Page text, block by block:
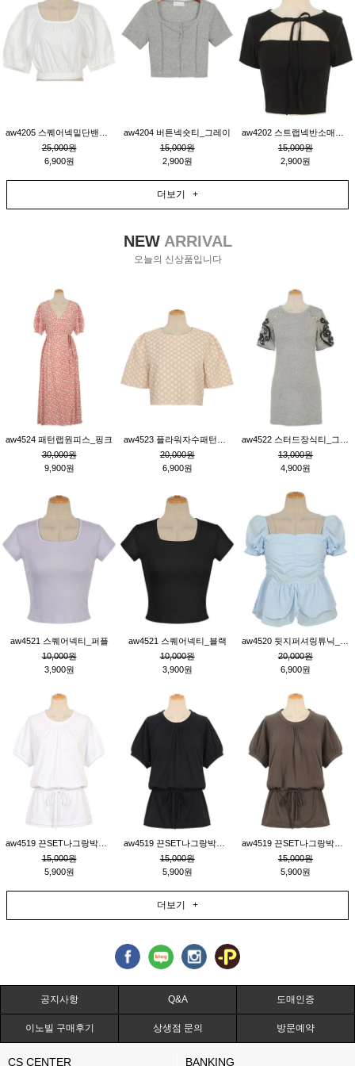
25,000원
6,900원
aw4204 버튼넥숏티_그레이
15,000원
2,900원
15,000원
2,900원
더보기 +
NEWARRIVAL
오늘의 신상품입니다
aw4524 패턴랩원피스_핑크
30,000원
9,900원
20,000원
6,900원
13,000원
4,900원
aw4521 스퀘어넥티_퍼플
10,000원
3,900원
aw4521 스퀘어넥티_블랙
10,000원
3,900원
20,000원
6,900원
15,000원
5,900원
15,000원
5,900원
15,000원
5,900원
더보기 +
공지사항 Q&A 도매인증
이노빌 구매후기 상생점 문의 방문예약
CS CENTER BANKING